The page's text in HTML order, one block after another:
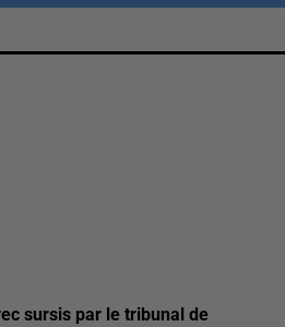
sursis par le tribunal de